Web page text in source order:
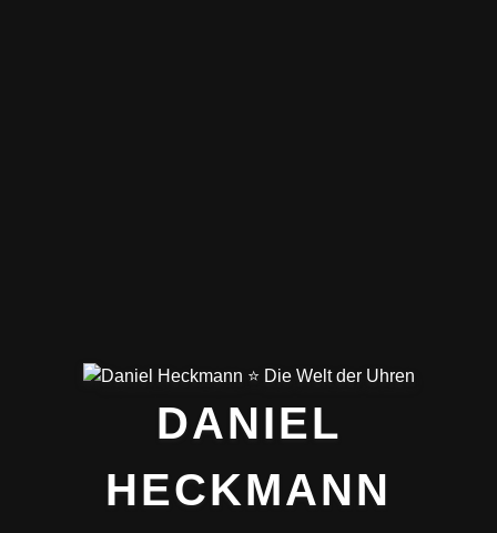
DANIEL
HECKMANN